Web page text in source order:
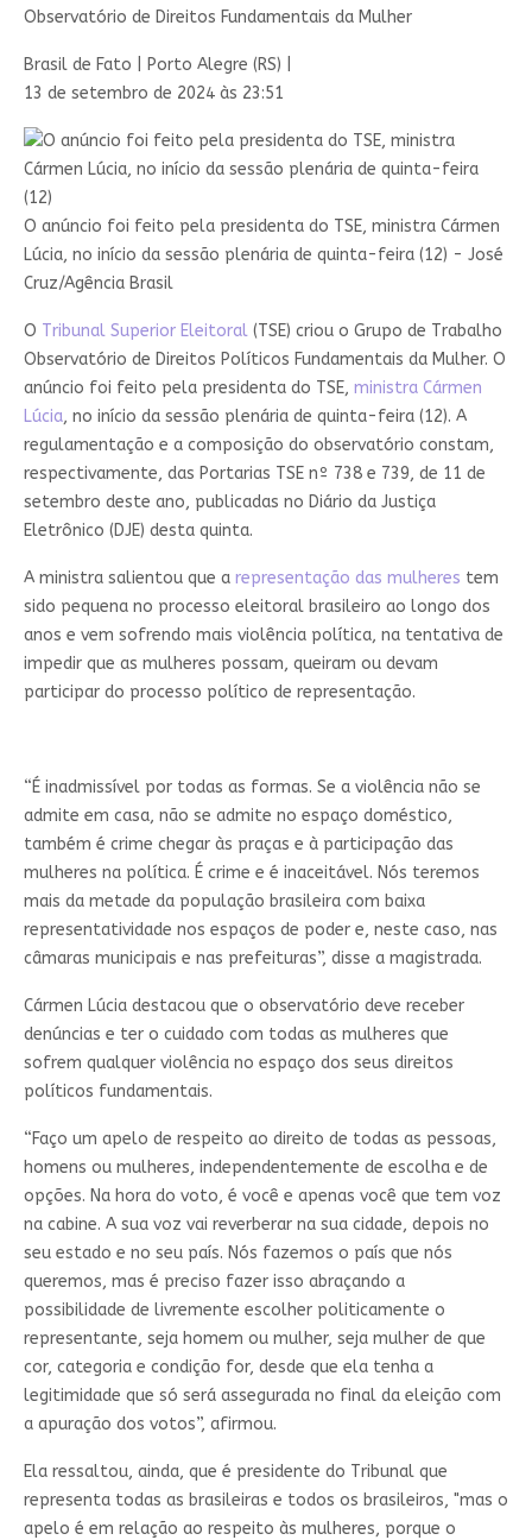
Observatório de Direitos Fundamentais da Mulher
Brasil de Fato | Porto Alegre (RS) |
13 de setembro de 2024 às 23:51
O anúncio foi feito pela presidenta do TSE, ministra Cármen
Lúcia, no início da sessão plenária de quinta-feira (12) - José
Cruz/Agência Brasil
O Tribunal Superior Eleitoral(TSE) criou o Grupo de Trabalho
Observatório de Direitos Políticos Fundamentais da Mulher. O
anúncio foi feito pela presidenta do TSE, ministra Cármen
Lúcia, no início da sessão plenária de quinta-feira (12). A
regulamentação e a composição do observatório constam,
respectivamente, das Portarias TSE nº 738 e 739, de 11 de
setembro deste ano, publicadas no Diário da Justiça
Eletrônico (DJE) desta quinta.
A ministra salientou que a representação das mulheres tem
sido pequena no processo eleitoral brasileiro ao longo dos
anos e vem sofrendo mais violência política, na tentativa de
impedir que as mulheres possam, queiram ou devam
participar do processo político de representação.
“É inadmissível por todas as formas. Se a violência não se
admite em casa, não se admite no espaço doméstico,
também é crime chegar às praças e à participação das
mulheres na política. É crime e é inaceitável. Nós teremos
mais da metade da população brasileira com baixa
representatividade nos espaços de poder e, neste caso, nas
câmaras municipais e nas prefeituras”, disse a magistrada.
Cármen Lúcia destacou que o observatório deve receber
denúncias e ter o cuidado com todas as mulheres que
sofrem qualquer violência no espaço dos seus direitos
políticos fundamentais.
“Faço um apelo de respeito ao direito de todas as pessoas,
homens ou mulheres, independentemente de escolha e de
opções. Na hora do voto, é você e apenas você que tem voz
na cabine. A sua voz vai reverberar na sua cidade, depois no
seu estado e no seu país. Nós fazemos o país que nós
queremos, mas é preciso fazer isso abraçando a
possibilidade de livremente escolher politicamente o
representante, seja homem ou mulher, seja mulher de que
cor, categoria e condição for, desde que ela tenha a
legitimidade que só será assegurada no final da eleição com
a apuração dos votos”, afirmou.
Ela ressaltou, ainda, que é presidente do Tribunal que
representa todas as brasileiras e todos os brasileiros, "mas o
apelo é em relação ao respeito às mulheres, porque o